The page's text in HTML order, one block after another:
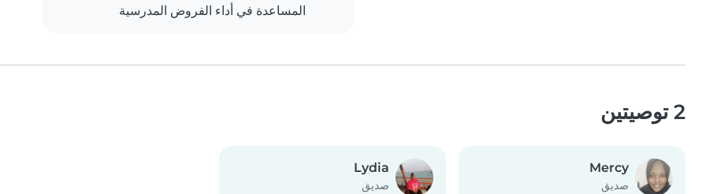
المساعدة في أداء الفروض المدرسية
2 توصيتين
Mercy
صديق
Lydia
صديق